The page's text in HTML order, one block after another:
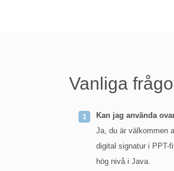
Vanliga
Kan jag använda
Ja, du är välkommen
digital signatur i PPT-
hög nivå i Java.